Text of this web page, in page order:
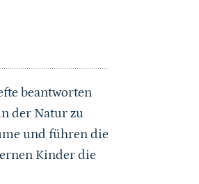
beantworten
der Natur zu
und führen die
Kinder die